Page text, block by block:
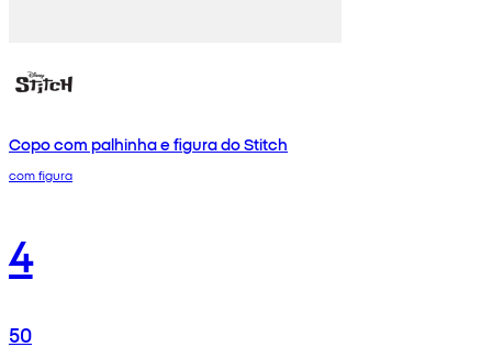
Copo com palhinha e figura do Stitch
com figura
4
50